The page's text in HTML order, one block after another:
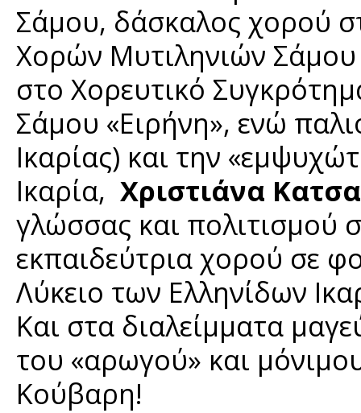
Σάμου, δάσκαλος χορού
Χορών Μυτιληνιών
στο Χορευτικό
Σάμου «Ειρήνη», ενώ
Ικαρίας) και την
Ικαρία, Χριστιάνα
γλώσσας και πολιτισμού
εκπαιδεύτρια χορού σε
Λύκειο των Ελληνίδων
Και στα διαλείμματα
του «αρωγού» και
Κούβαρη!